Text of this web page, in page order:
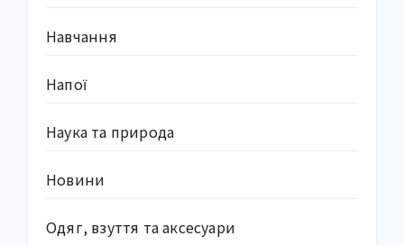
Навчання
Напої
Наука та природа
Новини
Одяг, взуття та аксесуари